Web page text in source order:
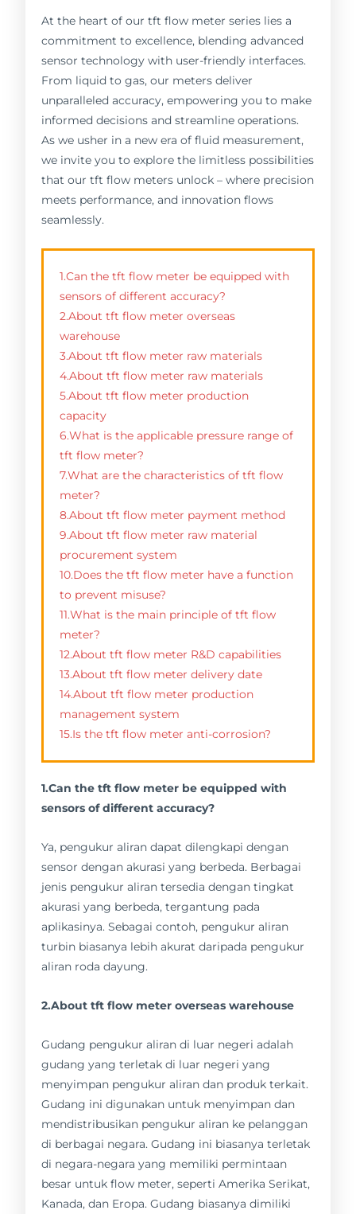
At the heart of our tft flow meter series lies a
commitment to excellence, blending advanced
sensor technology with user-friendly interfaces.
From liquid to gas, our meters deliver
unparalleled accuracy, empowering you to make
informed decisions and streamline operations.
As we usher in a new era of fluid measurement,
we invite you to explore the limitless possibilities
that our tft flow meters unlock – where precision
meets performance, and innovation flows
seamlessly.
1.Can the tft flow meter be equipped with
sensors of different accuracy?
2.About tft flow meter overseas
warehouse
3.About tft flow meter raw materials
4.About tft flow meter raw materials
5.About tft flow meter production
capacity
6.What is the applicable pressure range of
tft flow meter?
7.What are the characteristics of tft flow
meter?
8.About tft flow meter payment method
9.About tft flow meter raw material
procurement system
10.Does the tft flow meter have a function
to prevent misuse?
11.What is the main principle of tft flow
meter?
12.About tft flow meter R&D capabilities
13.About tft flow meter delivery date
14.About tft flow meter production
management system
15.Is the tft flow meter anti-corrosion?
1.Can the tft flow meter be equipped with
sensors of different accuracy?
Ya, pengukur aliran dapat dilengkapi dengan
sensor dengan akurasi yang berbeda. Berbagai
jenis pengukur aliran tersedia dengan tingkat
akurasi yang berbeda, tergantung pada
aplikasinya. Sebagai contoh, pengukur aliran
turbin biasanya lebih akurat daripada pengukur
aliran roda dayung.
2.About tft flow meter overseas warehouse
Gudang pengukur aliran di luar negeri adalah
gudang yang terletak di luar negeri yang
menyimpan pengukur aliran dan produk terkait.
Gudang ini digunakan untuk menyimpan dan
mendistribusikan pengukur aliran ke pelanggan
di berbagai negara. Gudang ini biasanya terletak
di negara-negara yang memiliki permintaan
besar untuk flow meter, seperti Amerika Serikat,
Kanada, dan Eropa. Gudang biasanya dimiliki